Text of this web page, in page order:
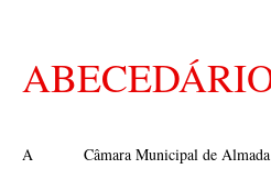
A
Câmara Municipal de Almada